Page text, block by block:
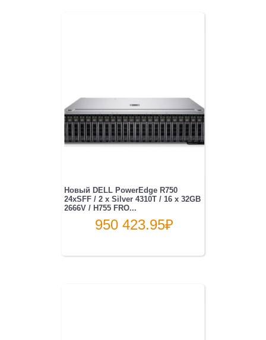
Новый DELL PowerEdge R750
24xSFF / 2 x Silver 4310T / 16 x 32GB
2666V / H755 FRO...
950 423.95₽